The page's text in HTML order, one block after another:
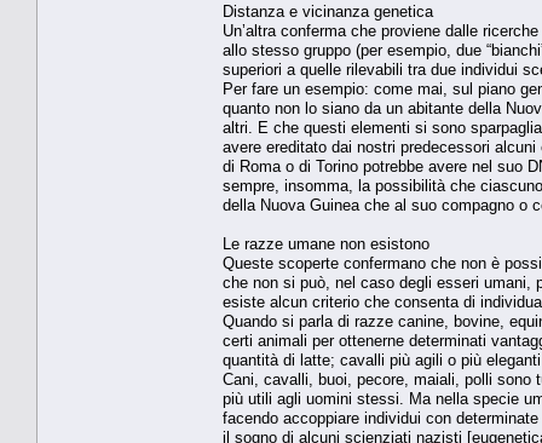
Distanza e vicinanza genetica
Un’altra conferma che proviene dalle
allo stesso gruppo (per esempio, due
superiori a quelle rilevabili tra due individui
Per fare un esempio: come mai, sul piano
quanto non lo siano da un abitante della
altri. E che questi elementi si sono
avere ereditato dai nostri predecessori
di Roma o di Torino potrebbe avere nel suo
sempre, insomma, la possibilità che
della Nuova Guinea che al suo compa­gno o
Le razze umane non esistono
Queste scoperte confermano che non è
che non si può, nel caso degli esseri umani,
esiste alcun criterio che consenta di
Quando si parla di razze canine, bovine,
certi animali per ottenerne determinati
quantità di latte; cavalli più agili o più
Cani, cavalli, buoi, pecore, maiali, polli sono
più utili agli uomini stessi. Ma nella specie
facendo accoppiare individui con
il sogno di alcuni scienziati nazisti